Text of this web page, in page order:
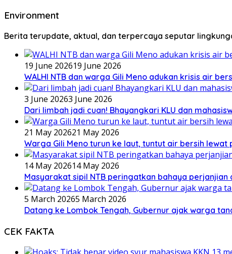
Environment
Berita terupdate, aktual, dan terpercaya seputar
19 June 202619 June 2026
WALHI NTB dan warga Gili Meno adukan krisis air
3 June 20263 June 2026
Dari limbah jadi cuan! Bhayangkari KLU dan
21 May 202621 May 2026
Warga Gili Meno turun ke laut, tuntut air bersih lewat
14 May 202614 May 2026
Masyarakat sipil NTB peringatkan bahaya
5 March 20265 March 2026
Datang ke Lombok Tengah, Gubernur ajak warga
CEK FAKTA